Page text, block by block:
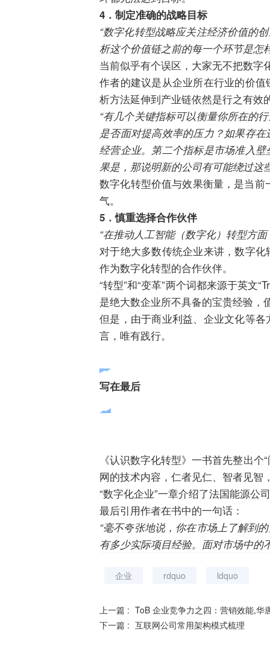
4．制定准确的战略目标
“数字化转型战略应关注经济价值的
析这个价值链之前的每一个环节是怎
当前似乎有个误区，大家无不把数
作者的建议是从企业所在行业的价
析方法延伸到产业链依然是行之有效
“有几个关键指标可以衡量你所在的
是否面对提高效率的压力？如果存
经营企业。第二个指标是市场准入
果是，那说明新的公司有可能绕过这
数字化转型价值与效果衡量，是当
气。
5．慎重选择合作伙伴
“在推动人工智能（数字化）转型方
对于绝大多数传统企业来讲，数字
作为数字化转型的合作伙伴。
“转型”和“变革”两个词都来源于英文
是绝大数企业所不具备的宝贵经验，
但是，由于商业利益、企业文化等
言，唯有践行。
写在最后
《认识数字化转型》一书首先整出
网的技术内容，仁者见仁、智者见智
“数字化企业”一章介绍了法国能源公
最后引用作者在书中的一句话：
“毫不夸张地说，你在市场上了解到
有多少实际项目经验。面对市场中的
企业 rdquo ldquo
上一篇 : ToB 企业竞争力之四：营销效能,华
下一篇 : 互联网公司常用架构模式梳理